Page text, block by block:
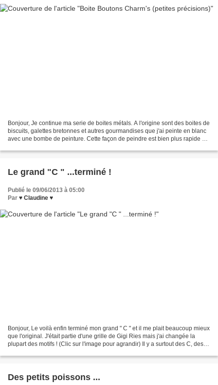
Bonjour, Je continue ma serie de boites métals. A l'origine sont des boites de
biscuits, galettes bretonnes et autres gourmandises que j'ai peinte en blanc
avec une bombe de peinture. Cette façon de peindre est bien plus rapide et
Le grand "C " ...terminé !
Publié le 09/06/2013 à 05:00
Par ♥ Claudine ♥
Bonjour, Le voilà enfin terminé mon grand " C " et il me plait beaucoup mieux
que l'original. J'était partie d'une grille de Gigi Ries mais j'ai changée la
plupart des motifs ! (Clic sur l'image pour agrandir) Il y a surtout des C, des
Des petits poissons ...